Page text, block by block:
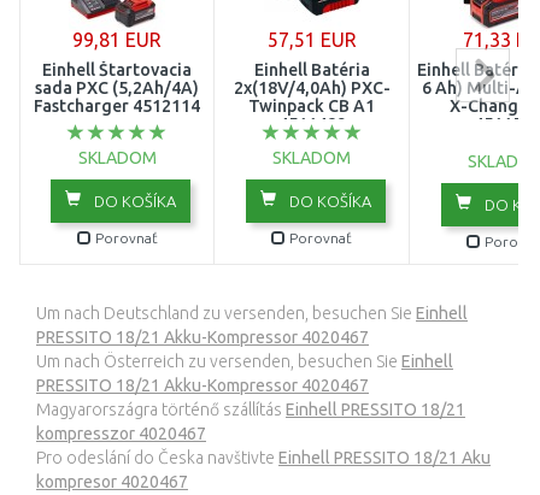
99,81 EUR
Einhell Štartovacia
sada PXC (5,2Ah/4A)
Fastcharger 4512114
SKLADOM
DO KOŠÍKA
Porovnať
57,51 EUR
Einhell Batéria
2x(18V/4,0Ah) PXC-
Twinpack CB A1
4511489
SKLADOM
DO KOŠÍKA
Porovnať
71,33
Einhell Batéria
6 Ah) Multi-
X-Change
4511502
DO
Um nach Deutschland zu versenden, besuchen Sie Einhell
PRESSITO 18/21 Akku-Kompressor 4020467
Um nach Österreich zu versenden, besuchen Sie Einhell
PRESSITO 18/21 Akku-Kompressor 4020467
Magyarországra történő szállítás Einhell PRESSITO 18/21
kompresszor 4020467
Pro odeslání do Česka navštivte Einhell PRESSITO 18/21 Aku
kompresor 4020467